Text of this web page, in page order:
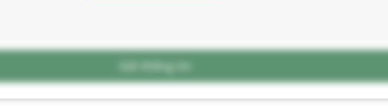
Gửi thông tin